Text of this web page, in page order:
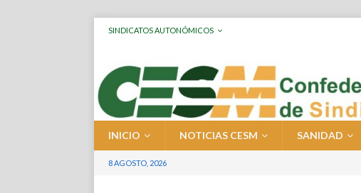
SINDICATOS AUTONÓMICOS
INICIO NOTICIAS CESM SANIDAD
8 AGOSTO, 2026